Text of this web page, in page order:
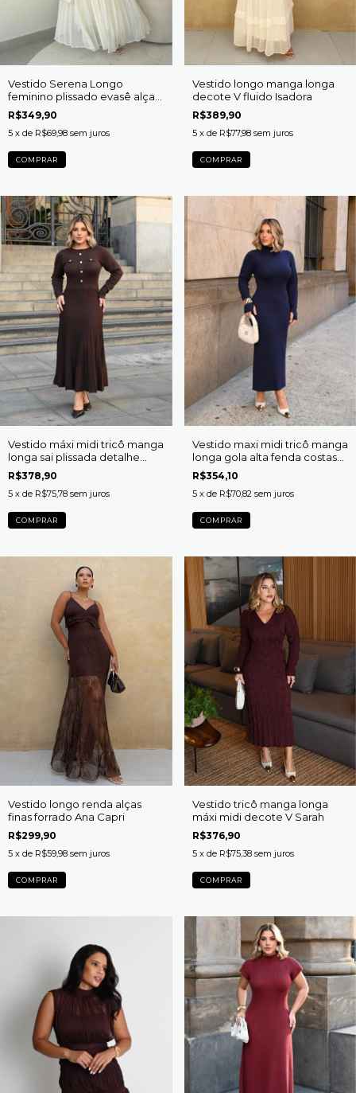
Vestido Serena Longo
feminino plissado evasê alças
finas
R$349,90
5 x de R$69,98 sem juros
COMPRAR
Vestido longo manga longa
decote V fluido Isadora
R$389,90
5 x de R$77,98 sem juros
COMPRAR
Vestido máxi midi tricô manga
longa sai plissada detalhe
botões gola redonda Felícia
R$378,90
5 x de R$75,78 sem juros
COMPRAR
Vestido maxi midi tricô manga
longa gola alta fenda costas
Alice
R$354,10
5 x de R$70,82 sem juros
COMPRAR
Vestido longo renda alças
finas forrado Ana Capri
R$299,90
5 x de R$59,98 sem juros
COMPRAR
Vestido tricô manga longa
máxi midi decote V Sarah
R$376,90
5 x de R$75,38 sem juros
COMPRAR